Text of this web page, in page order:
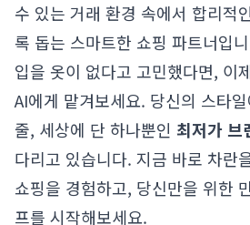
수 있는 거래 환경 속에서 합리적
록 돕는 스마트한 쇼핑 파트너입
입을 옷이 없다고 고민했다면, 이
AI에게 맡겨보세요. 당신의 스타
줄, 세상에 단 하나뿐인 최저가 브
다리고 있습니다. 지금 바로 차란
쇼핑을 경험하고, 당신만을 위한
프를 시작해보세요.